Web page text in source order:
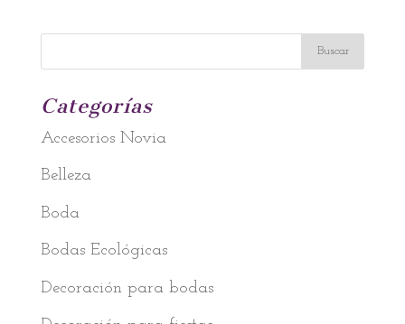
Categorías
Accesorios Novia
Belleza
Boda
Bodas Ecológicas
Decoración para bodas